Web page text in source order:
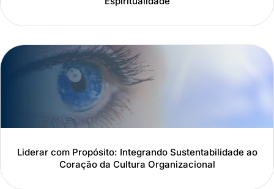
Liderar com Propósito: Integrando Sustentabilidade ao
Coração da Cultura Organizacional